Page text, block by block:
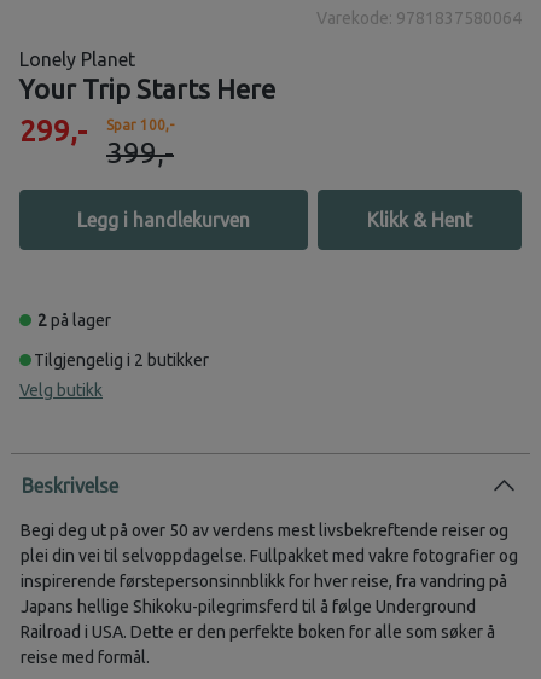
Varekode: 9781837580064
Lonely Planet
Your Trip Starts Here
299,- Spar 100,-
399,-
Legg i handlekurven Klikk & Hent
2på lager
Tilgjengelig i 2 butikker
Velg butikk
Beskrivelse
Begi deg ut på over 50 av verdens mest livsbekreftende reiser og
plei din vei til selvoppdagelse. Fullpakket med vakre fotografier og
inspirerende førstepersonsinnblikk for hver reise, fra vandring på
Japans hellige Shikoku-pilegrimsferd til å følge Underground
Railroad i USA. Dette er den perfekte boken for alle som søker å
reise med formål.